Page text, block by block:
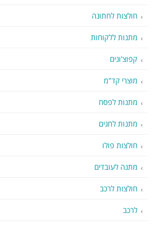
חולצות לחתונה
מתנות ללקוחות
קפוצ'ונים
מוצרי קד"מ
מתנות לפסח
מתנות לחגים
חולצות פולו
מתנה לעובדים
חולצות לרכב
לרכב